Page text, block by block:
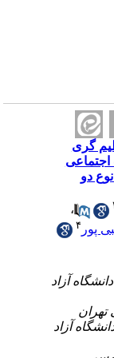
گری
دو
،
پور
آزاد
آزاد